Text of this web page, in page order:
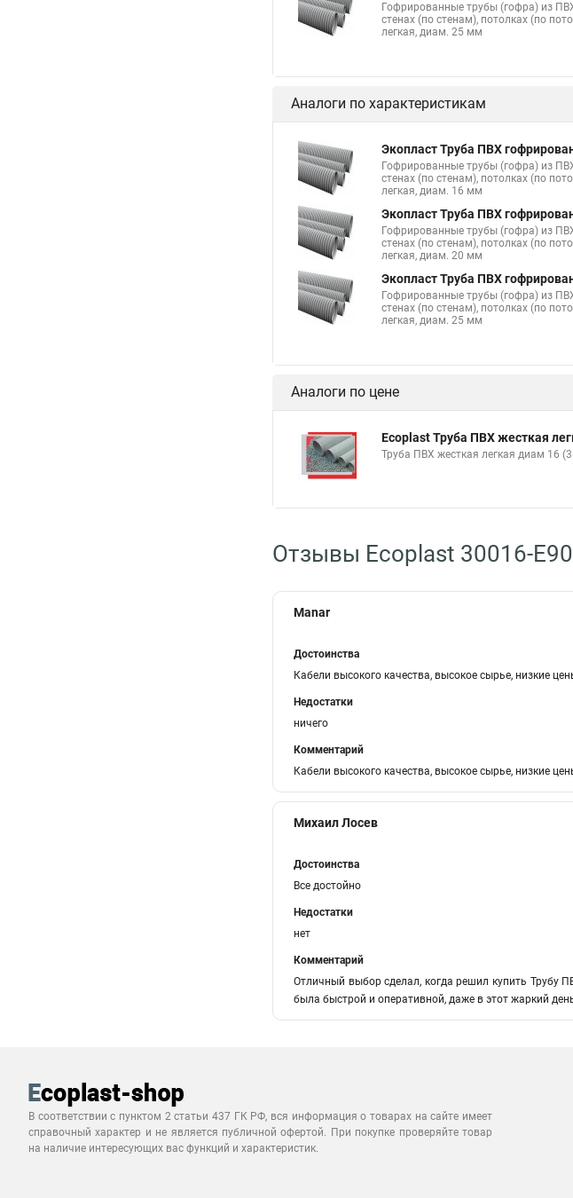
Гофрированные трубы (гофра) из
стенах (по стенам), потолках (по
легкая, диам. 25 мм
Аналоги по характеристикам
Экопласт Труба ПВХ
Гофрированные трубы (гофра) из
стенах (по стенам), потолках (по
легкая, диам. 16 мм
Экопласт Труба ПВХ
Гофрированные трубы (гофра) из
стенах (по стенам), потолках (по
легкая, диам. 20 мм
Экопласт Труба ПВХ
Гофрированные трубы (гофра) из
стенах (по стенам), потолках (по
легкая, диам. 25 мм
Аналоги по цене
Ecoplast Труба ПВХ жесткая
Труба ПВХ жесткая легкая диам 16
Отзывы Ecoplast 30016-E90
Manar
Достоинства
Кабели высокого качества, высокое сырье, низкие
Недостатки
ничего
Комментарий
Кабели высокого качества, высокое сырье, низкие
Михаил Лосев
Достоинства
Все достойно
Недостатки
нет
Комментарий
Отличный выбор сделал, когда решил купить Трубу
была быстрой и оперативной, даже в этот жаркий
В соответствии с пунктом 2 статьи 437 ГК РФ, вся информация о товарах на сайте имеет
справочный характер и не является публичной офертой. При покупке проверяйте товар
на наличие интересующих вас функций и характеристик.